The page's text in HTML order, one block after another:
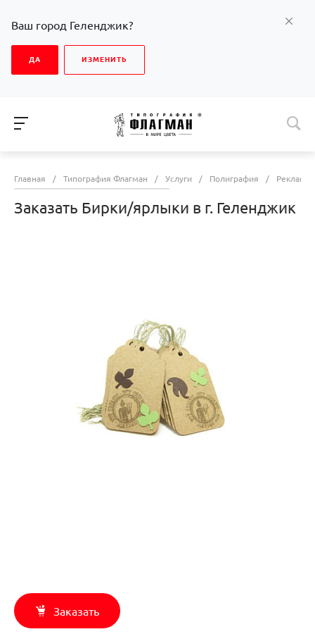
Ваш город Геленджик?
ДА ИЗМЕНИТЬ
Главная / Типография Флагман / Услуги / Полиграфия /
Заказать Бирки/ярлыки в г. Геленджик
Заказать